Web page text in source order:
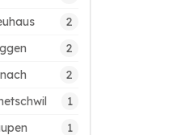
2
2
2
1
1